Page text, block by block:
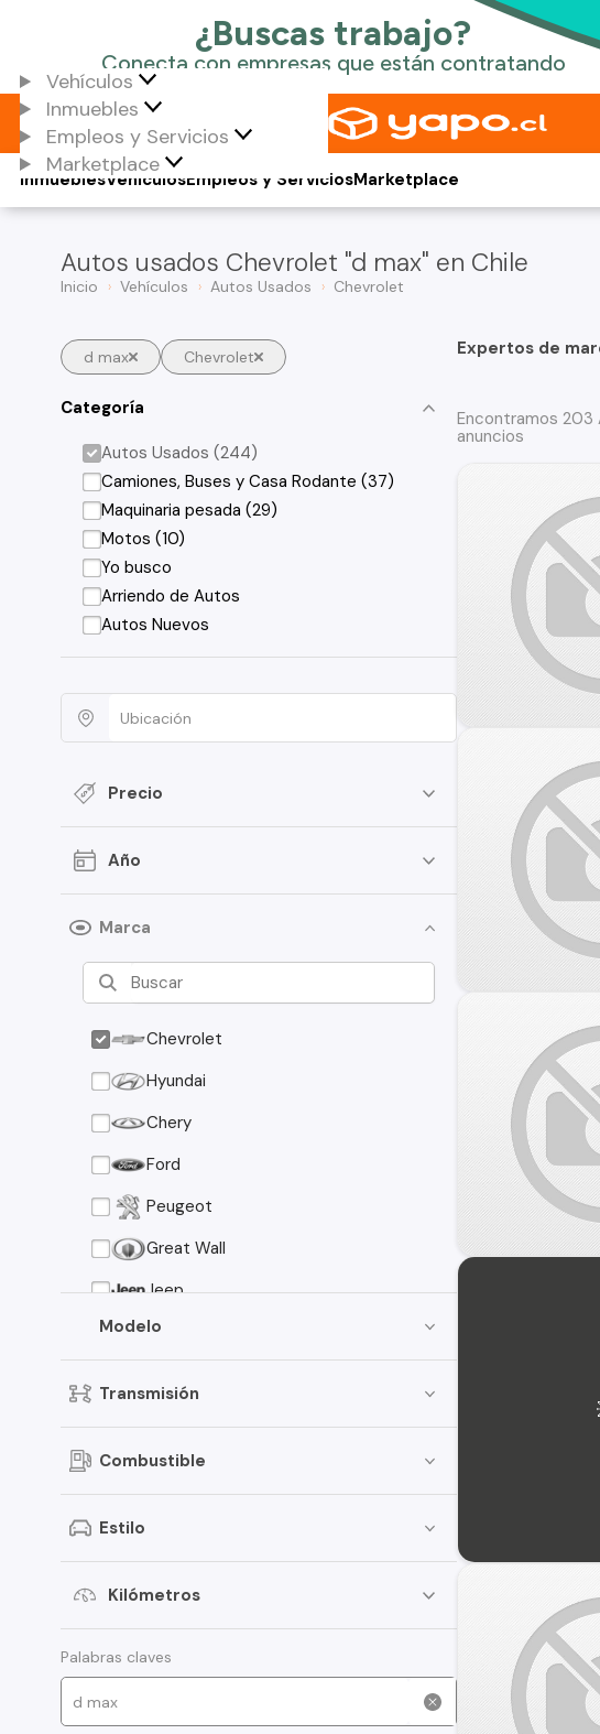
Vehículos
Inmuebles
Empleos y Servicios
Marketplace
Vehículos
Inmuebles Empleos y ServiciosMarketplace
Autos usados Chevrolet "d max" en Chile
Inicio Vehículos Autos Usados Chevrolet
d max Chevrolet
Categoría
Autos Usados (244)
Camiones, Buses y Casa Rodante (37)
Maquinaria pesada (29)
Motos (10)
Yo busco
Arriendo de Autos
Autos Nuevos
Precio
Año
Marca
Chevrolet
Hyundai
Chery
Ford
Peugeot
Great Wall
Jeep
Maxus
Toyota
Chrysler
DFSK
Jaguar
Modelo
Transmisión
Combustible
Estilo
Kilómetros
Palabras claves
Expertos de
Encontramos 203
anuncios